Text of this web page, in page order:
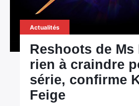
Actualités
Reshoots de Ms
rien à craindre
série, confirme
Feige